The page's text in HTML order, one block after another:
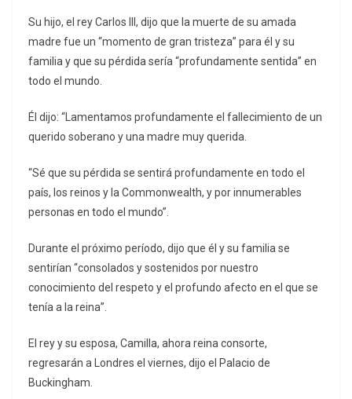
Su hijo, el rey Carlos III, dijo que la muerte de su amada
madre fue un “momento de gran tristeza” para él y su
familia y que su pérdida sería “profundamente sentida” en
todo el mundo.
Él dijo: “Lamentamos profundamente el fallecimiento de un
querido soberano y una madre muy querida.
“Sé que su pérdida se sentirá profundamente en todo el
país, los reinos y la Commonwealth, y por innumerables
personas en todo el mundo”.
Durante el próximo período, dijo que él y su familia se
sentirían “consolados y sostenidos por nuestro
conocimiento del respeto y el profundo afecto en el que se
tenía a la reina”.
El rey y su esposa, Camilla, ahora reina consorte,
regresarán a Londres el viernes, dijo el Palacio de
Buckingham.